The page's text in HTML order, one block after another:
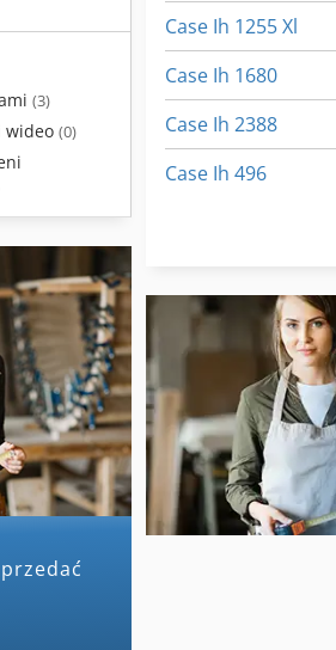
(3)
wideo (0)
Case Ih 1255 Xl
Case Ih 1680
Case Ih 2388
Case Ih 496
Case Ih 9370
Case Ih Ciągnik